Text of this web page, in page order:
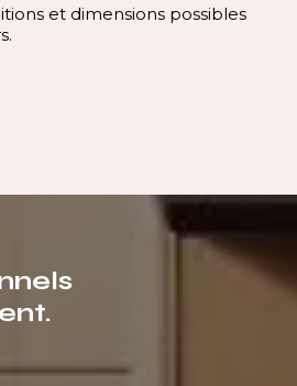
et dimensions possibles